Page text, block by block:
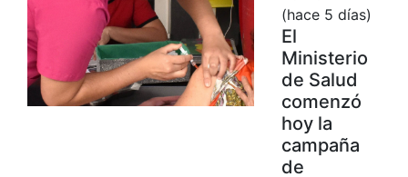
(hace 5 días)
El
Ministerio
de Salud
comenzó
hoy la
campaña
de